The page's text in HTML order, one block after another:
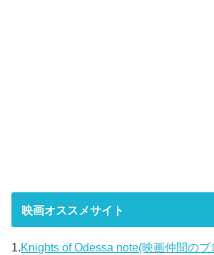
映画オススメサイト
1.Knights of Odessa note(映画仲間のブ